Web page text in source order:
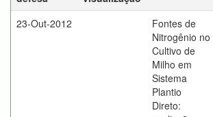
23-Out-2012
Fontes de
Nitrogênio no
Cultivo de
Milho em
Sistema
Plantio
Direto: